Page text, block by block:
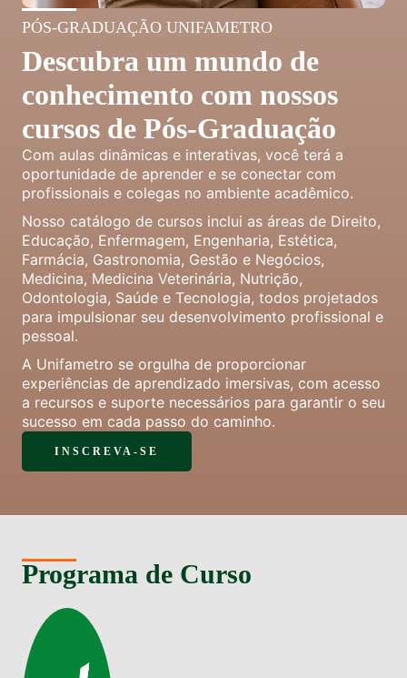
PÓS-GRADUAÇÃO UNIFAMETRO
Descubra um mundo de
conhecimento com nossos
cursos de Pós-Graduação
Com aulas dinâmicas e interativas, você terá a
oportunidade de aprender e se conectar com
profissionais e colegas no ambiente acadêmico.
Nosso catálogo de cursos inclui as áreas de Direito,
Educação, Enfermagem, Engenharia, Estética,
Farmácia, Gastronomia, Gestão e Negócios,
Medicina, Medicina Veterinária, Nutrição,
Odontologia, Saúde e Tecnologia, todos projetados
para impulsionar seu desenvolvimento profissional e
pessoal.
A Unifametro se orgulha de proporcionar
experiências de aprendizado imersivas, com acesso
a recursos e suporte necessários para garantir o seu
sucesso em cada passo do caminho.
INSCREVA-SE
Programa de Curso